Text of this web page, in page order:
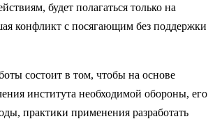
будет полагаться только на
конфликт с посягающим без поддержки
состоит в том, чтобы на основе
института необходимой обороны, его
практики применения разработать